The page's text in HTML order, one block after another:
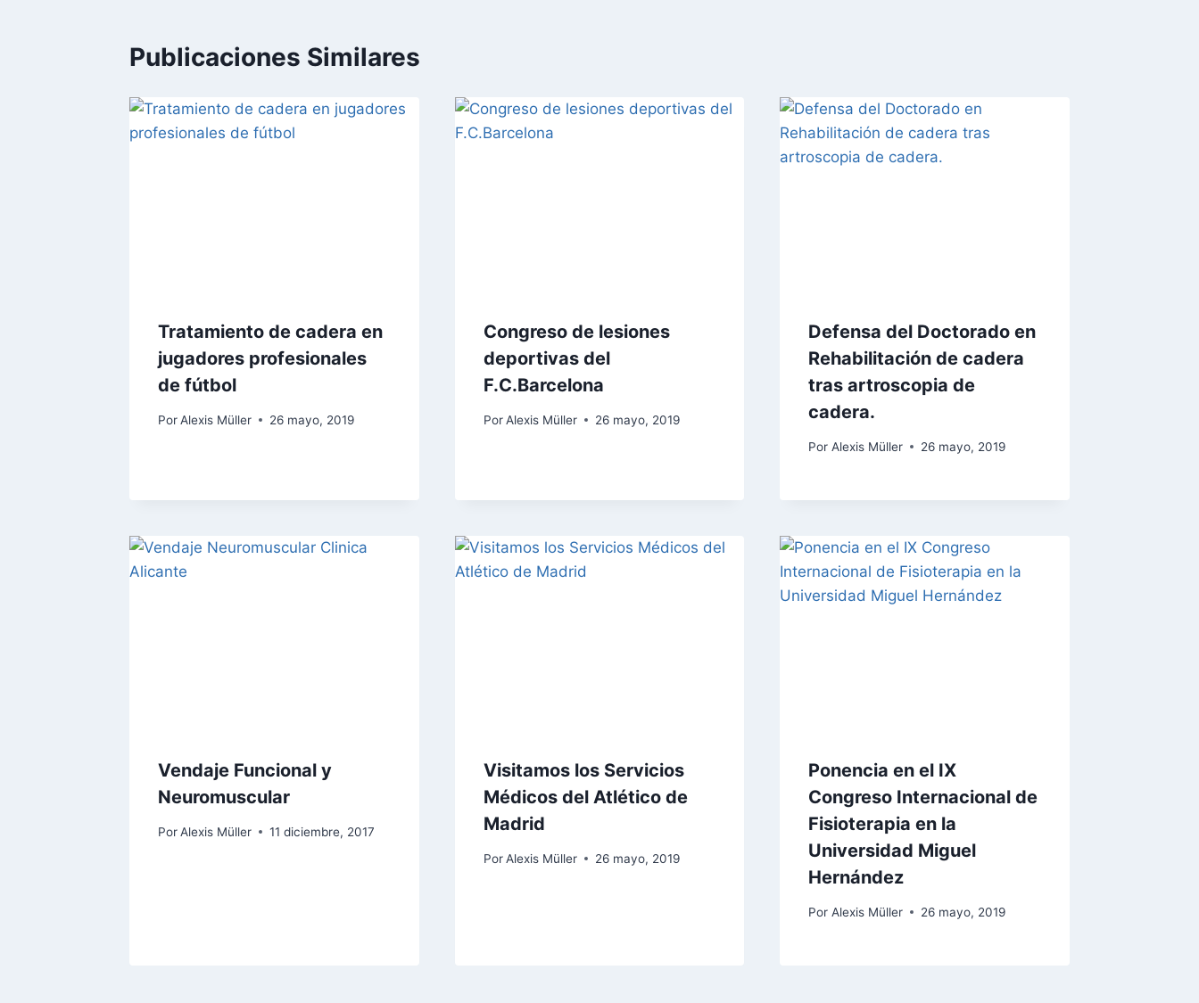
Publicaciones Similares
Tratamiento de cadera en
jugadores profesionales
de fútbol
PorAlexis Müller 26 mayo, 2019
Congreso de lesiones
deportivas del
F.C.Barcelona
Por Alexis Müller 26 mayo, 2019
Defensa del Doctorado en
Rehabilitación de cadera
tras artroscopia de
cadera.
Por Alexis Müller 26 mayo, 2019
Vendaje Funcional y
Neuromuscular
PorAlexis Müller 11 diciembre, 2017
Visitamos los Servicios
Médicos del Atlético de
Madrid
Por Alexis Müller 26 mayo, 2019
Ponencia en el IX
Congreso Internacional de
Fisioterapia en la
Universidad Miguel
Hernández
Por Alexis Müller 26 mayo, 2019